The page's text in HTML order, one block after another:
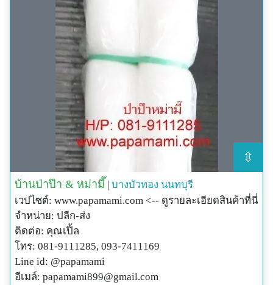
⇳
บ้านป่าป๊า & หม่ามี๊ | บางบัวทอง นนทบุรี
เวปไซต์: www.papamami.com <-- ดูรายละเอียดสินค้าที่นี่
จำหน่าย: ปลีก-ส่ง
ติดต่อ: คุณเปิ้ล
โทร: 081-9111285, 093-7411169
Line id: @papamami
อีเมล์: papamami899@gmail.com